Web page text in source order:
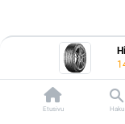
Etusivu Haku
225/50R18
SUMMER 2
Huippu-uutuus,